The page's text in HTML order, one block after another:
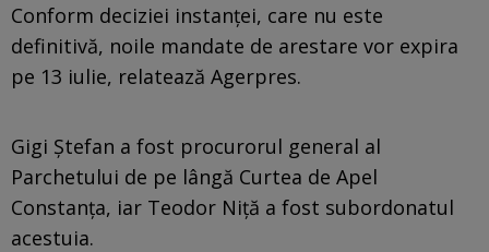
Conform deciziei instanței, care nu este
definitivă, noile mandate de arestare vor expira
pe 13 iulie, relatează Agerpres.
Gigi Ștefan a fost procurorul general al
Parchetului de pe lângă Curtea de Apel
Constanța, iar Teodor Niță a fost subordonatul
acestuia.